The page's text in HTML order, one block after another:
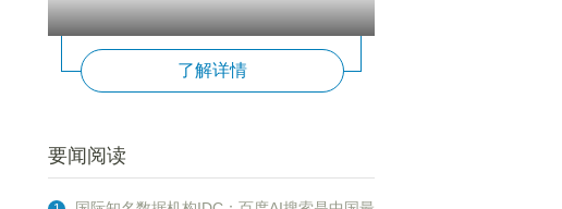
了解详情
要闻阅读